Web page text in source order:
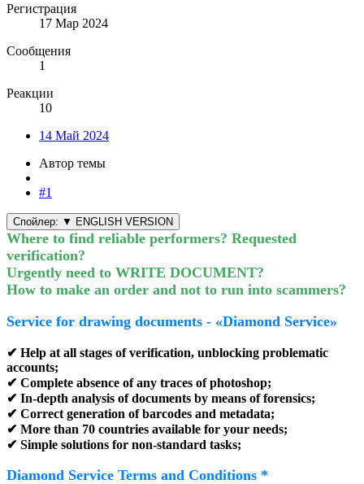
Регистрация
17 Мар 2024
Сообщения
1
Реакции
10
14 Май 2024
Автор темы
#1
Спойлер: ▼ ENGLISH VERSION
Where to find reliable performers? Requested
verification?
Urgently need to WRITE DOCUMENT?
How to make an order and not to run into scammers?
Service for drawing documents - «Diamond Service»
✔ Help at all stages of verification, unblocking problematic
accounts;
✔ Complete absence of any traces of photoshop;
✔ In-depth analysis of documents by means of forensics;
✔ Correct generation of barcodes and metadata;
✔ More than 70 countries available for your needs;
✔ Simple solutions for non-standard tasks;
Diamond Service Terms and Conditions *